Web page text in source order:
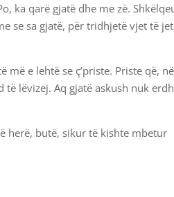
ka qarë gjatë dhe me zë.
se sa gjatë, për tridhjetë vjet të
e lehtë se ç’priste. Priste që, në
lëvizej. Aq gjatë askush nuk
herë, butë, sikur të kishte mbetur